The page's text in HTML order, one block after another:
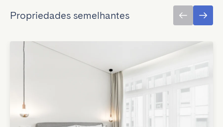
Propriedades semelhantes